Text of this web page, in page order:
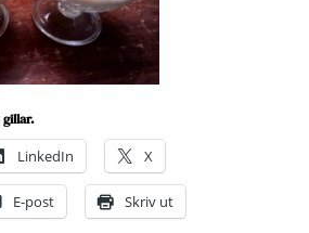
gillar.
LinkedIn X
E-post Skriv ut